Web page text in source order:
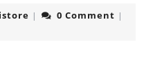
optistore
| 0 Comment |